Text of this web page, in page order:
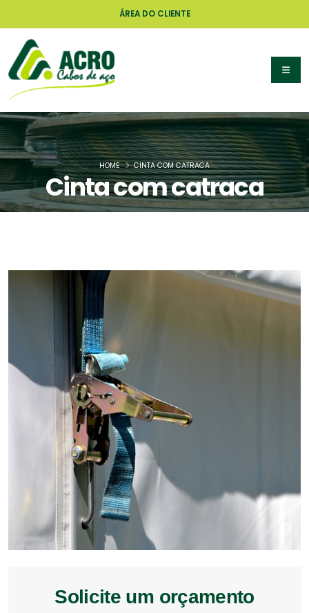
ÁREA DO CLIENTE
Cinta com catraca
HOME CINTA COM CATRACA
Solicite um orçamento